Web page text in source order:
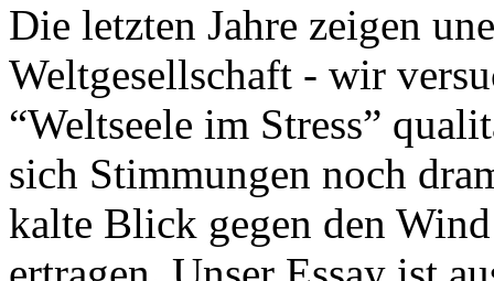
Die letzten Jahre zeigen
Weltgesellschaft - wir
“Weltseele im Stress”
sich Stimmungen noch
kalte Blick gegen den